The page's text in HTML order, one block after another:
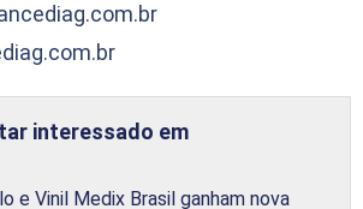
interessado em
e Vinil Medix Brasil ganham nova